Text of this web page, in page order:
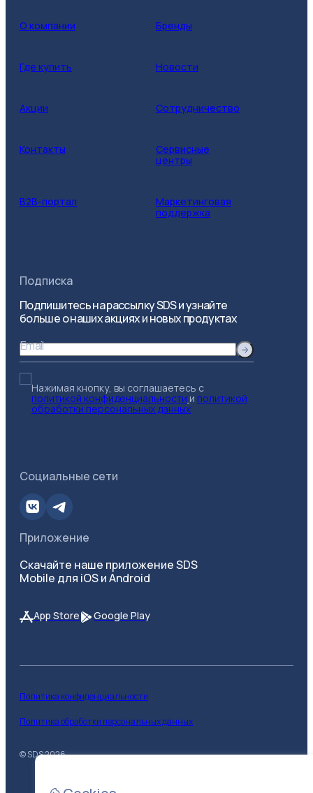
О компании Бренды
Где купить Новости
Акции Сотрудничество
Контакты
Сервисные
центры
B2B-портал
Маркетинговая
поддержка
Подписка
Подпишитесь на рассылку SDS и узнайте
больше о наших акциях и новых продуктах
Email
Нажимая кнопку, вы соглашаетесь с
политикой конфиденциальности и политикой
обработки персональных данных
Социальные сети
Приложение
Скачайте наше приложение SDS
Mobile для iOS и Android
App Store Google Play
© SDS2026
Политика конфиденциальности
Политика обработки персональных данных